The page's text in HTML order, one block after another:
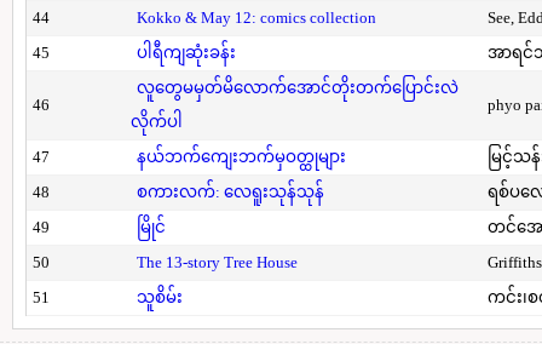
44
Kokko & May 12: comics collection
See,
45
ပါရီကျဆုံးခန်း အာရင်
46
လူတွေမမှတ်မိလောက်အောင်တိုးတက်ပြောင်းလဲ
လိုက်ပါ
phyo
47 နယ်ဘက်ကျေးဘက်မှဝတ္ထုများ
မြင့်သန်
48
စကားလက်: လေရူးသုန်သုန်
ရစ်ပလ
49
မြိုင်
တင်အေ
50
The 13-story Tree House
51
သူစိမ်း ကင်း၊